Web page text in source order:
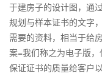
于建房子的设计图，通
规划与样本证书的文字
需要的资料，相当于给
案=我们称之为电子版，
保证证书的质量给客户